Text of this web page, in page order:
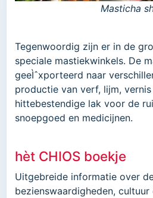
Masticha
Tegenwoordig zijn er in de
speciale mastiekwinkels. De
geeÌˆxporteerd naar
productie van verf, lijm,
hittebestendige lak voor de
snoepgoed en medicijnen.
hèt CHIOS boekje
Uitgebreide informatie over
bezienswaardigheden,